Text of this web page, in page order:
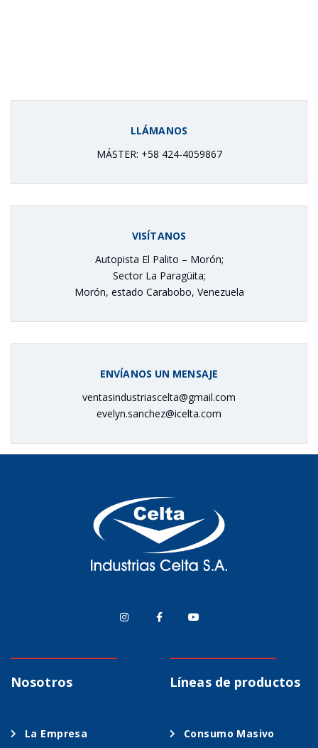
LLÁMANOS
MÁSTER: +58 424-4059867
VISÍTANOS
Autopista El Palito – Morón;
Sector La Paragüita;
Morón, estado Carabobo, Venezuela
ENVÍANOS UN MENSAJE
ventasindustriascelta@gmail.com
evelyn.sanchez@icelta.com
Nosotros
La Empresa
Líneas de productos
Consumo Masivo